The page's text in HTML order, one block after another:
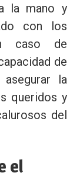
la mano y
con los
caso de
de
la
queridos y
del
el